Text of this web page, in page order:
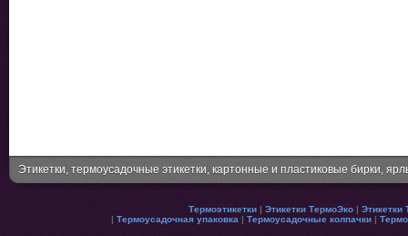
Этикетки, термоусадочные этикетки, картонные и пластиковые бирки,
Термоэтикетки | Этикетки ТермоЭко | Этикетки
| Термоусадочная упаковка | Термоусадочные колпачки |